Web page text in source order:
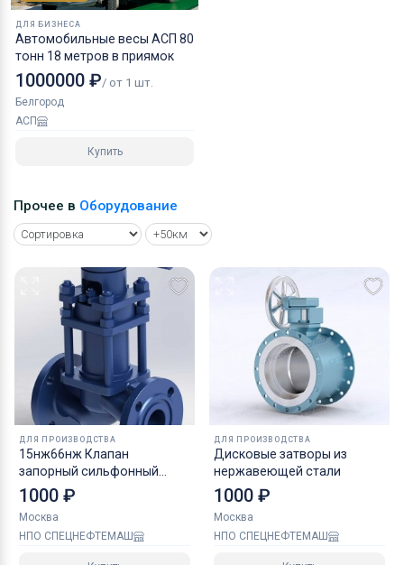
ДЛЯ БИЗНЕСА
Автомобильные весы АСП 80
тонн 18 метров в приямок
1000000 ₽/ от 1 шт.
Белгород
АСП
Купить
Прочее в Оборудование
ДЛЯ ПРОИЗВОДСТВА
15нж66нж Клапан
запорный сильфонный
фланцевый
1000 ₽
Москва
НПО СПЕЦНЕФТЕМАШ
ДЛЯ ПРОИЗВОДСТВА
Дисковые затворы из
нержавеющей стали
1000 ₽
Москва
НПО СПЕЦНЕФТЕМАШ